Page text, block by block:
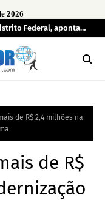
2026
Federal, aponta
segundo
de R$ 2,4 milhões na
de R$